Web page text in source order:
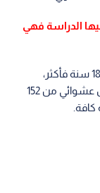
الدراسة فهي
حجم العينة الوطنية: 1823 شخصا ممن أعمارهم 18 سنة فأكثر،
وبنسبة 50 % ذكورا و50 % إناثا تم اختيارهم بشكل عشوائي من 152